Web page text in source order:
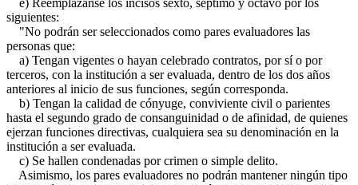
e) Reemplázanse los incisos sexto, séptimo y octavo por los
siguientes:
"No podrán ser seleccionados como pares evaluadores las
personas que:
a) Tengan vigentes o hayan celebrado contratos, por sí o por
terceros, con la institución a ser evaluada, dentro de los dos años
anteriores al inicio de sus funciones, según corresponda.
b) Tengan la calidad de cónyuge, conviviente civil o parientes
hasta el segundo grado de consanguinidad o de afinidad, de quienes
ejerzan funciones directivas, cualquiera sea su denominación en la
institución a ser evaluada.
c) Se hallen condenadas por crimen o simple delito.
Asimismo, los pares evaluadores no podrán mantener ningún tipo